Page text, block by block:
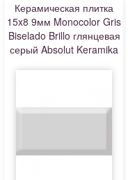
Керамическая плитка
15x8 9мм Monocolor Gris
Biselado Brillo глянцевая
серый Absolut Keramika